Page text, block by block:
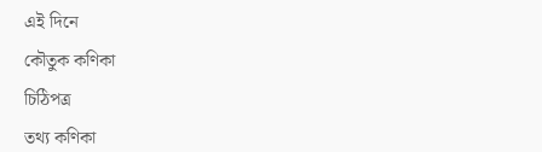
এই দিনে
কৌতুক কণিকা
চিঠিপত্র
তথ্য কণিকা